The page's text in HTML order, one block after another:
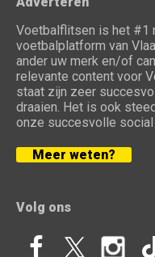
Voetbalflitsen is het #1
voetbalplatform van
ander uw merk en/of
relevante content voor
staat zijn zeer
draaien. Het is ook
onze succesvolle social
Meer weten?
Volg ons